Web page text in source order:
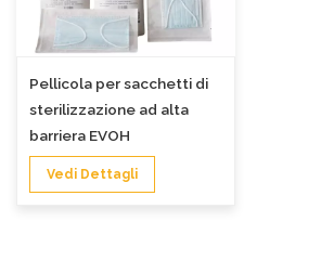
Pellicola per sacchetti di
sterilizzazione ad alta
barriera EVOH
Vedi Dettagli